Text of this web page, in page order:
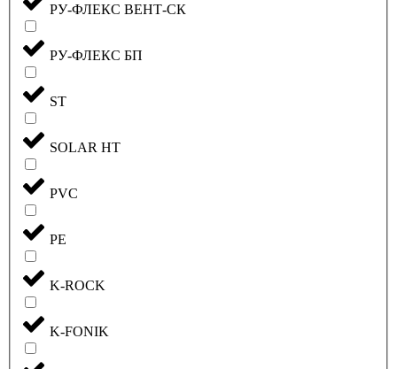
РУ-ФЛЕКС ВЕНТ-СК
РУ-ФЛЕКС БП
ST
SOLAR HT
PVC
PE
K-ROCK
K-FONIK